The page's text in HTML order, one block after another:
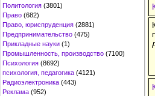
Политология (3801)
Право (682)
Право, юриспруденция (2881)
Предпринимательство (475)
Прикладные науки (1)
Промышленность, производство (7100)
Психология (8692)
психология, педагогика (4121)
Радиоэлектроника (443)
Реклама (952)